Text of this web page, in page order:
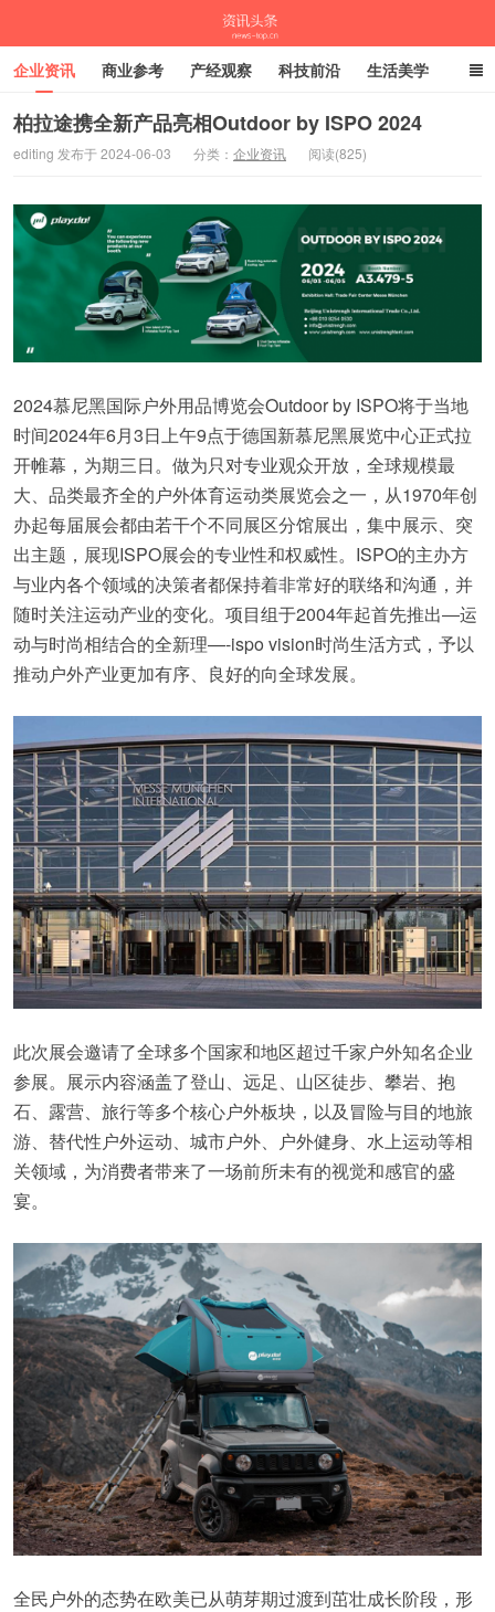
企业资讯 商业参考 产经观察 科技前沿 生活美学
时尚潮流 母婴亲子 专栏
柏拉途携全新产品亮相Outdoor by ISPO 2024
editing 发布于 2024-06-03 分类： 企业资讯 阅读(825)
2024慕尼黑国际户外用品博览会Outdoor by ISPO将于当地
时间2024年6月3日上午9点于德国新慕尼黑展览中心正式拉
开帷幕，为期三日。做为只对专业观众开放，全球规模最
大、品类最齐全的户外体育运动类展览会之一，从1970年创
办起每届展会都由若干个不同展区分馆展出，集中展示、突
出主题，展现ISPO展会的专业性和权威性。ISPO的主办方
与业内各个领域的决策者都保持着非常好的联络和沟通，并
随时关注运动产业的变化。项目组于2004年起首先推出―运
动与时尚相结合的全新理—-ispo vision时尚生活方式，予以
推动户外产业更加有序、良好的向全球发展。
此次展会邀请了全球多个国家和地区超过千家户外知名企业
参展。展示内容涵盖了登山、远足、山区徒步、攀岩、抱
石、露营、旅行等多个核心户外板块，以及冒险与目的地旅
游、替代性户外运动、城市户外、户外健身、水上运动等相
关领域，为消费者带来了一场前所未有的视觉和感官的盛
宴。
全民户外的态势在欧美已从萌芽期过渡到茁壮成长阶段，形